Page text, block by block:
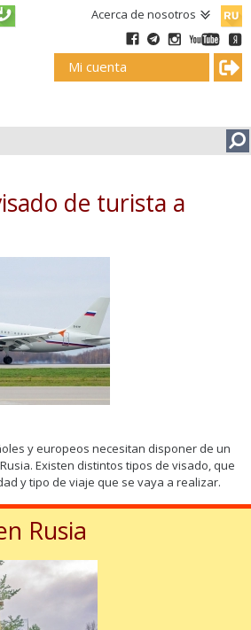
Acerca de nosotros
Mi cuenta
de turista a
y europeos necesitan disponer de un
Existen distintos tipos de visado, que
y tipo de viaje que se vaya a realizar.
Rusia